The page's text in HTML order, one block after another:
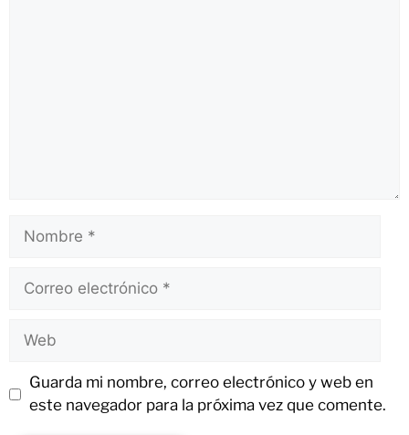
Guarda mi nombre, correo electrónico y web en
este navegador para la próxima vez que comente.